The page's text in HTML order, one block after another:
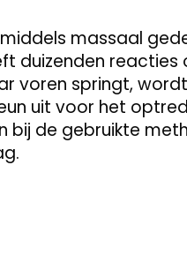
massaal
duizenden
voren springt,
uit voor het
bij de gebruikte